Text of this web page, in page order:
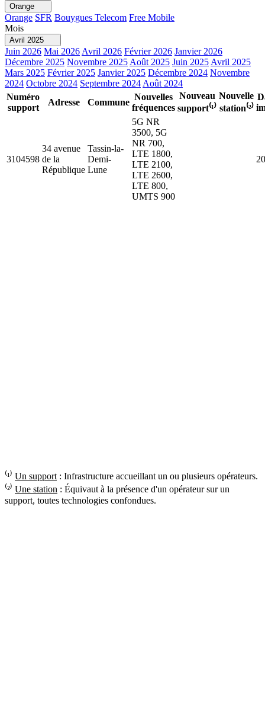
Orange
Orange SFR Bouygues Telecom Free Mobile
Mois
Avril 2025
Juin 2026 Mai 2026 Avril 2026 Février 2026 Janvier 2026
Décembre 2025 Novembre 2025 Août 2025 Juin 2025 Avril 2025
Mars 2025 Février 2025 Janvier 2025 Décembre 2024 Novembre
2024 Octobre 2024 Septembre 2024 Août 2024
Numéro
support
Adresse Commune
Nouvelles
fréquences
Nouveau
support⁽¹⁾
Nouvelle
station⁽²⁾
3104598
34 avenue
de la
République
Tassin-la-
Demi-
Lune
5G NR
3500, 5G
NR 700,
LTE 1800,
LTE 2100,
LTE 2600,
LTE 800,
UMTS 900
⁽¹⁾ Un support : Infrastructure accueillant un ou plusieurs opérateurs.
⁽²⁾ Une station : Équivaut à la présence d'un opérateur sur un
support, toutes technologies confondues.